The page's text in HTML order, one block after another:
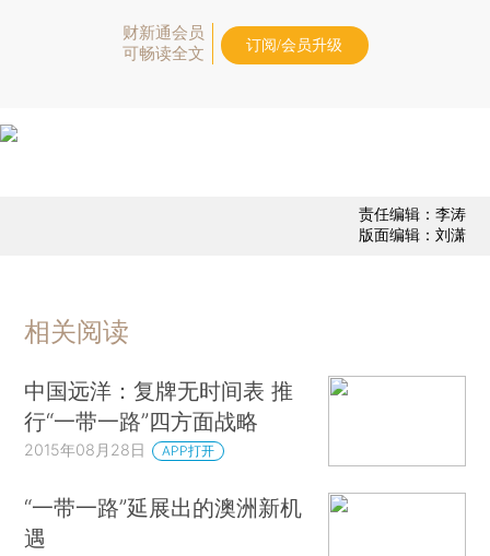
财新通会员
可畅读全文
订阅/会员升级
责任编辑：李涛
版面编辑：刘潇
相关阅读
中国远洋：复牌无时间表 推
行“一带一路”四方面战略
2015年08月28日 APP打开
“一带一路”延展出的澳洲新机
遇